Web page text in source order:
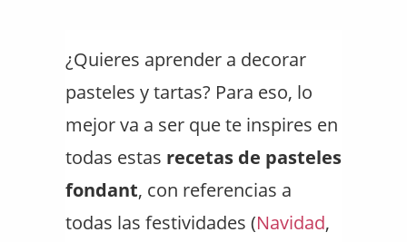
¿Quieres aprender a decorar
pasteles y tartas? Para eso, lo
mejor va a ser que te inspires en
todas estas recetas de pasteles
fondant, con referencias a
todas las festividades (Navidad,